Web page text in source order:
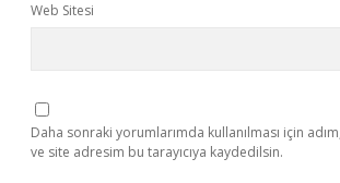
Web Sitesi
Daha sonraki yorumlarımda kullanılması için
ve site adresim bu tarayıcıya kaydedilsin.